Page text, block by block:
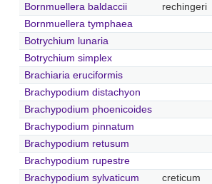
Bornmuellera baldaccii
rechingeri
Bornmuellera tymphaea
Botrychium lunaria
Botrychium simplex
Brachiaria eruciformis
Brachypodium distachyon
Brachypodium phoenicoides
Brachypodium pinnatum
Brachypodium retusum
Brachypodium rupestre
Brachypodium sylvaticum
creticum